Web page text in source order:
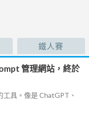
鐵人賽
管理網站，終於
具。像是 ChatGPT、